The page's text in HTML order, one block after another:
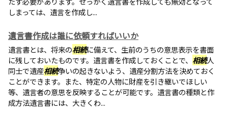
しまっては、遺言を作成し...
遺言書作成は誰に依頼すればいいか
遺言書とは、将来の相続に備えて、生前のうちの意思表示を書面
に残しておいたものです。遺言書を作成しておくことで、 相続人
同士で遺産相続争いの起きないよう、遺産分割方法を決めておく
ことができます。また、特定の人物に財産を引き継いでほしい
等、遺言者の意思を反映することが可能です。遺言書の種類と作
成方法遺言書には、大きくわ...